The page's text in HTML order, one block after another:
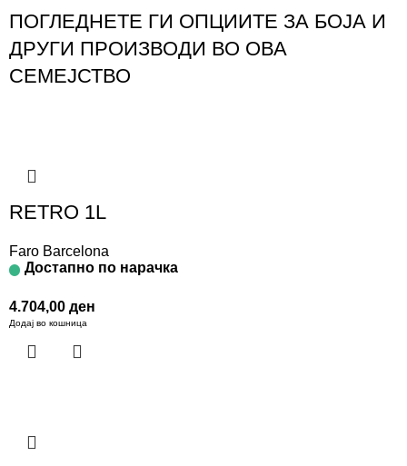
ПОГЛЕДНЕТЕ ГИ ОПЦИИТЕ ЗА БОЈА И
ДРУГИ ПРОИЗВОДИ ВО ОВА
СЕМЕЈСТВО
RETRO 1L
Faro Barcelona
Достапно по нарачка
4.704,00 ден
Додај во кошница